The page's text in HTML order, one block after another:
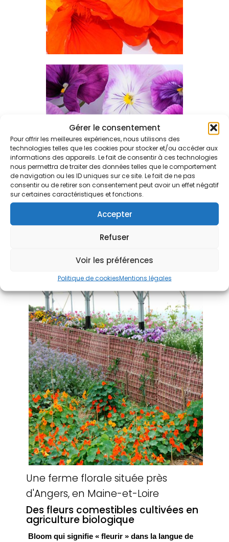
Gérer le consentement
Pour offrir les meilleures expériences, nous utilisons des
technologies telles que les cookies pour stocker et/ou accéder aux
informations des appareils. Le fait de consentir à ces technologies
nous permettra de traiter des données telles que le comportement
de navigation ou les ID uniques sur ce site. Le fait de ne pas
consentir ou de retirer son consentement peut avoir un effet négatif
sur certaines caractéristiques et fonctions.
Accepter
Refuser
Voir les préférences
Politique de cookiesMentions légales
Consultez notre catalogue
Une ferme florale située près
d'Angers, en Maine-et-Loire
Des fleurs comestibles cultivées en
agriculture biologique
Bloom qui signifie « fleurir » dans la langue de